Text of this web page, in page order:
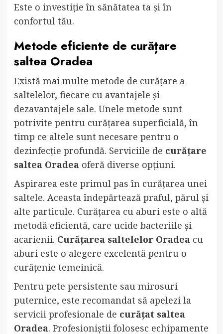
Este o investiție în sănătatea ta și în
confortul tău.
Metode eficiente de curățare
saltea Oradea
Există mai multe metode de curățare a
saltelelor, fiecare cu avantajele și
dezavantajele sale. Unele metode sunt
potrivite pentru curățarea superficială, în
timp ce altele sunt necesare pentru o
dezinfecție profundă. Serviciile de curățare
saltea Oradeaoferă diverse opțiuni.
Aspirarea este primul pas în curățarea unei
saltele. Aceasta îndepărtează praful, părul și
alte particule. Curățarea cu aburi este o altă
metodă eficientă, care ucide bacteriile și
acarienii. Curățarea saltelelor Oradeacu
aburi este o alegere excelentă pentru o
curățenie temeinică.
Pentru pete persistente sau mirosuri
puternice, este recomandat să apelezi la
servicii profesionale de curățat saltea
Oradea. Profesioniștii folosesc echipamente